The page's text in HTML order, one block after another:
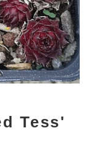
Tess'